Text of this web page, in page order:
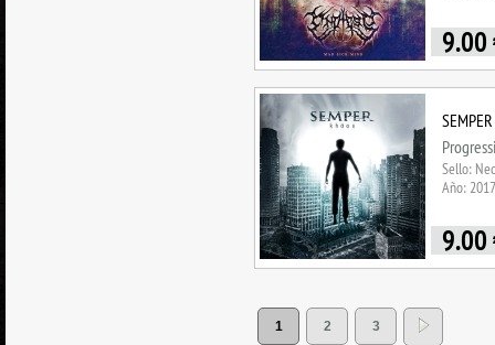
9.00
Sello:
Año: 2017
9.00
1 2 3